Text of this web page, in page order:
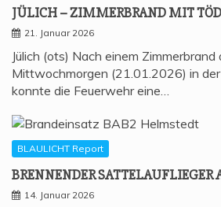
JÜLICH – ZIM­MER­BRAND MIT
21. Januar 2026
Jülich (ots) Nach einem Zimmerbrand
Mittwochmorgen (21.01.2026) in
konnte die Feuerwehr eine…
BLAULICHT Report
BREN­NEN­DER SAT­TEL­AUF­LIE­GER
14. Januar 2026